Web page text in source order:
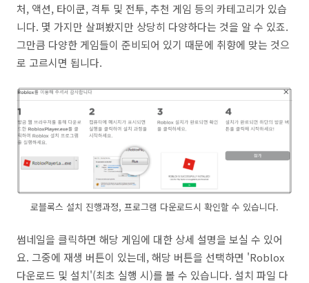
처, 액션, 타이쿤, 격투 및 전투, 추천 게임 등의 카테고리가 있습
니다. 몇 가지만 살펴봤지만 상당히 다양하다는 것을 알 수 있죠.
그만큼 다양한 게임들이 준비되어 있기 때문에 취향에 맞는 것으
로 고르시면 됩니다.
로블록스 설치 진행과정, 프로그램 다운로드시 확인할 수 있습니다.
썸네일을 클릭하면 해당 게임에 대한 상세 설명을 보실 수 있어
요. 그중에 재생 버튼이 있는데, 해당 버튼을 선택하면 'Roblox
다운로드 및 설치'(최초 실행 시)를 볼 수 있습니다. 설치 파일 다